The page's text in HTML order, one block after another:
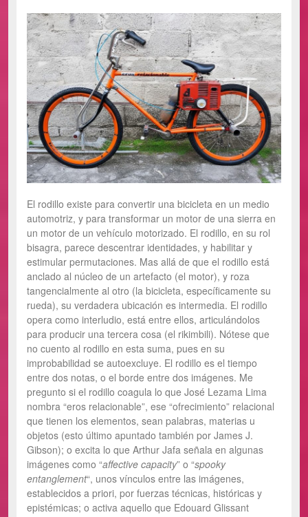
El rodillo existe para convertir una bicicleta en un medio
automotriz, y para transformar un motor de una sierra en
un motor de un vehículo motorizado. El rodillo, en su rol
bisagra, parece descentrar identidades, y habilitar y
estimular permutaciones. Mas allá de que el rodillo está
anclado al núcleo de un artefacto (el motor), y roza
tangencialmente al otro (la bicicleta, específicamente su
rueda), su verdadera ubicación es intermedia. El rodillo
opera como interludio, está entre ellos, articulándolos
para producir una tercera cosa (el rikimbili). Nótese que
no cuento al rodillo en esta suma, pues en su
improbabilidad se autoexcluye. El rodillo es el tiempo
entre dos notas, o el borde entre dos imágenes. Me
pregunto si el rodillo coagula lo que José Lezama Lima
nombra “eros relacionable”, ese “ofrecimiento” relacional
que tienen los elementos, sean palabras, materias u
objetos (esto último apuntado también por James J.
Gibson); o excita lo que Arthur Jafa señala en algunas
imágenes como “affective capacity” o “spooky
entanglement“, unos vínculos entre las imágenes,
establecidos a priori, por fuerzas técnicas, históricas y
epistémicas; o activa aquello que Edouard Glissant